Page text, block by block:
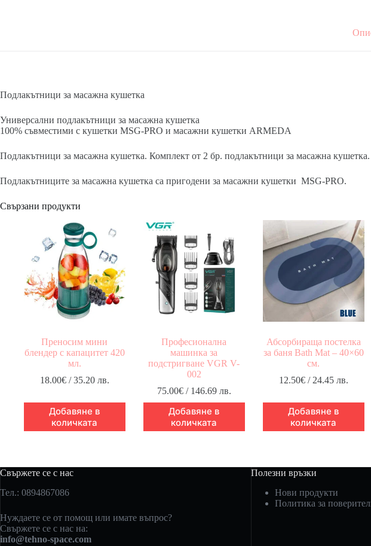
Подлакътници за масажна кушетка
Универсални подлакътници за масажна кушетка
100% съвместими с кушетки MSG-PRO и масажни кушетки ARMEDA
Подлакътници за масажна кушетка. Комплект от 2 бр. подлакътници за масажна кушетка.
Подлакътниците за масажна кушетка са пригодени за масажни кушетки MSG-PRO.
Свързани продукти
Преносим мини
блендер с капацитет 420
мл.
18.00€/ 35.20 лв.
Добавяне в
количката
Професионална
машинка за
подстригване VGR V-
002
75.00€/ 146.69 лв.
Добавяне в
количката
Абсорбираща постелка
за баня Bath Mat – 40×60
см.
12.50€/ 24.45 лв.
Добавяне в
количката
Свържете се с нас
Тел.: 0894867086
Нуждаете се от помощ или имате въпрос?
Свържете се с нас на:
info@tehno-space.com
Полезни връзки
Нови продукти
Политика за